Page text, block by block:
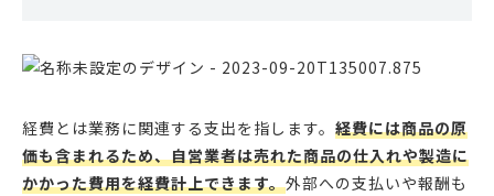
経費とは業務に関連する支出を指します。 経費には商品の原
価も含まれるため、自営業者は売れた商品の仕入れや製造に
かかった費用を経費計上できます。外部への支払いや報酬も